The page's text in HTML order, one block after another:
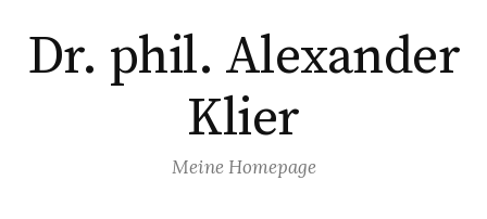
Inhalt
überspringen
Dr. phil. Alexander
Klier
Meine Homepage